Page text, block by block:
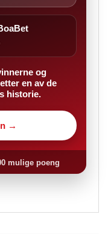
og
en av de
historie.
→
mulige poeng